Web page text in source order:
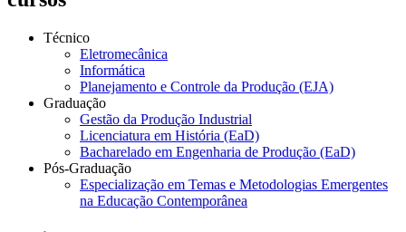
Técnico
Eletromecânica
Informática
Planejamento e Controle da Produção (EJA)
Graduação
Gestão da Produção Industrial
Licenciatura em História (EaD)
Bacharelado em Engenharia de Produção (EaD)
Pós-Graduação
Especialização em Temas e Metodologias Emergentes
na Educação Contemporânea